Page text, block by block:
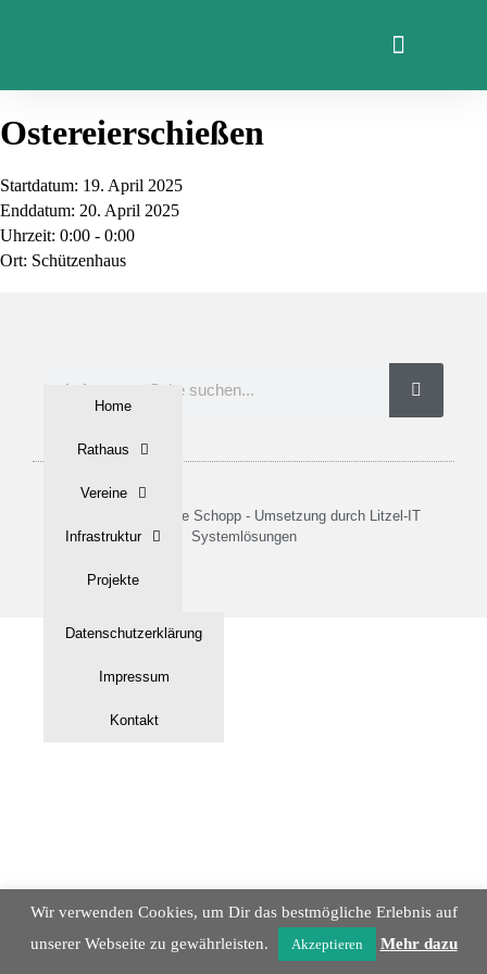
Ostereierschießen
Startdatum: 19. April 2025
Enddatum: 20. April 2025
Uhrzeit: 0:00 - 0:00
Ort: Schützenhaus
Home
Rathaus
Vereine
Infrastruktur
Projekte
© 2022 - Gemeinde Schopp - Umsetzung durch Litzel-IT
Systemlösungen
Datenschutzerklärung
Impressum
Kontakt
Wir verwenden Cookies, um Dir das bestmögliche Erlebnis auf
unserer Webseite zu gewährleisten.
Akzeptieren Mehr dazu